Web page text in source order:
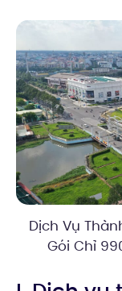
Dịch Vụ
Gói Chỉ